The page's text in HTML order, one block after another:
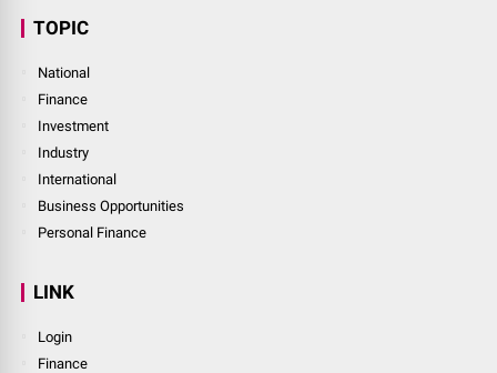
TOPIC
National
Finance
Investment
Industry
International
Business Opportunities
Personal Finance
LINK
Login
Finance